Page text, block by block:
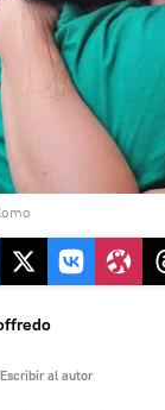
Escribir al autor